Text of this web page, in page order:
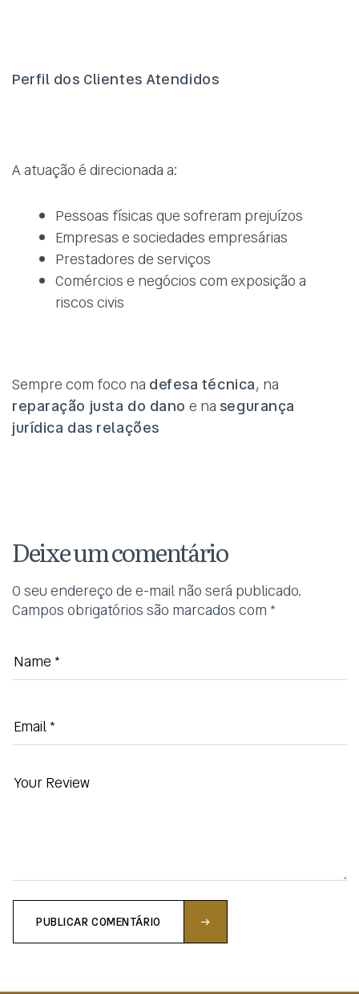
Perfil dos Clientes Atendidos
A atuação é direcionada a:
Pessoas físicas que sofreram prejuízos
Empresas e sociedades empresárias
Prestadores de serviços
Comércios e negócios com exposição a
riscos civis
Sempre com foco na defesa técnica, na
reparação justa do dano e nasegurança
jurídica das relações
Deixe um comentário
O seu endereço de e-mail não será publicado.
Campos obrigatórios são marcados com *
PUBLICAR COMENTÁRIO